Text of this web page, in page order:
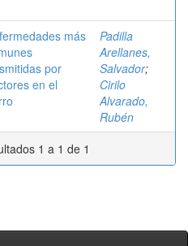
más
por
en el
Padilla
Arellanes,
Salvador;
Cirilo
Alvarado,
Rubén
1 a 1 de 1